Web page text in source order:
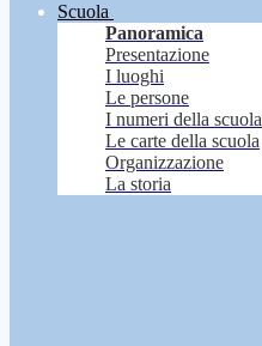
Scuola
Panoramica
Presentazione
I luoghi
Le persone
I numeri della scuola
Le carte della scuola
Organizzazione
La storia